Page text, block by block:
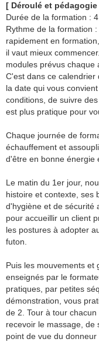
[ Déroulé et
Durée de la formation :
Rythme de la formation
rapidement en
il vaut mieux
modules prévus chaque
C'est dans ce calendrier
la date qui vous
conditions, de suivre
est plus pratique pour
Chaque journée de
échauffement et
d'être en bonne énergie
Le matin du 1er jour,
histoire et contexte, ses
d'hygiène et de sécurité
pour accueillir un client
les postures à adopter
futon.
Puis les mouvements et
enseignés par le
pratiques, par petites
démonstration, vous
de 2. Tour à tour
recevoir le massage, de
point de vue du